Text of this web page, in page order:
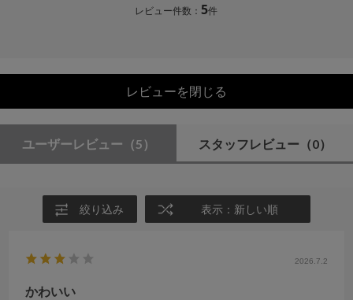
レビュー件数： 5件
レビューを閉じる
ユーザーレビュー （5） スタッフレビュー （0）
絞り込み 表示：新しい順
2026.7.2
かわいい